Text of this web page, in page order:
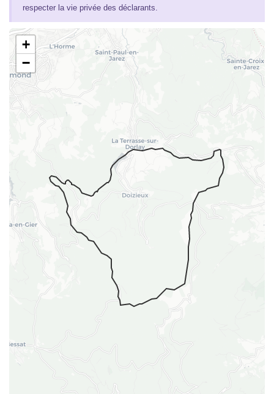
respecter la vie privée des déclarants.
+
−